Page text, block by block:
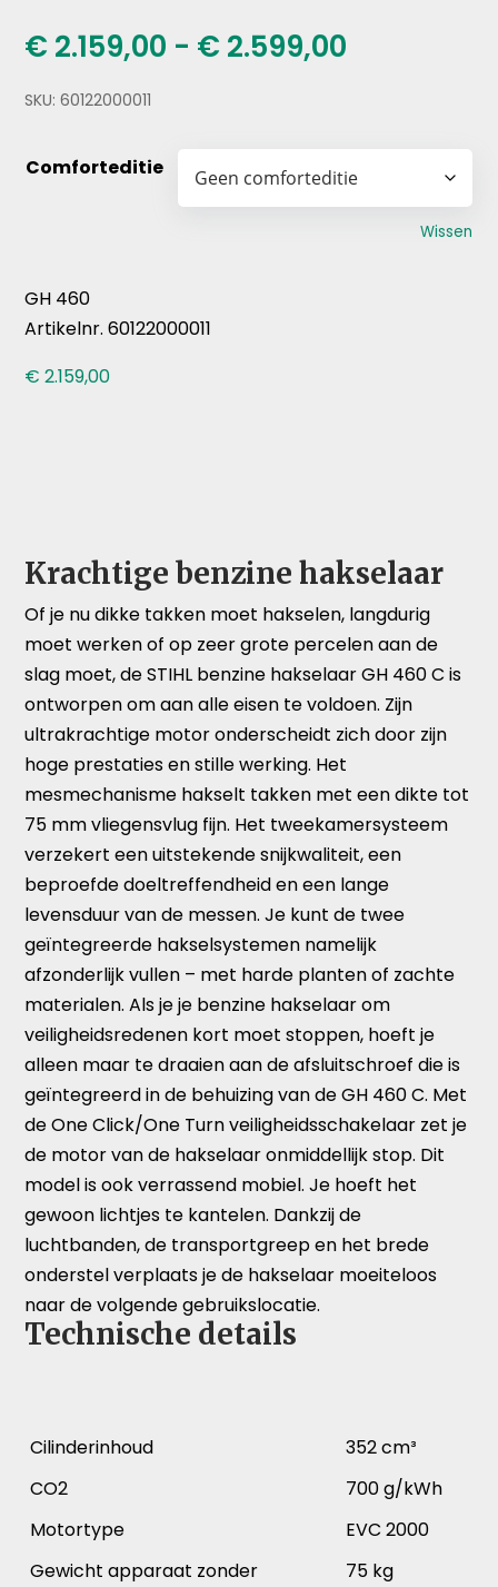
€ 2.159,00 - € 2.599,00
SKU:60122000011
Comforteditie
Wissen
GH 460
Artikelnr. 60122000011
€ 2.159,00
Krachtige benzine hakselaar
Of je nu dikke takken moet hakselen, langdurig
moet werken of op zeer grote percelen aan de
slag moet, de STIHL benzine hakselaar GH 460 C is
ontworpen om aan alle eisen te voldoen. Zijn
ultrakrachtige motor onderscheidt zich door zijn
hoge prestaties en stille werking. Het
mesmechanisme hakselt takken met een dikte tot
75 mm vliegensvlug fijn. Het tweekamersysteem
verzekert een uitstekende snijkwaliteit, een
beproefde doeltreffendheid en een lange
levensduur van de messen. Je kunt de twee
geïntegreerde hakselsystemen namelijk
afzonderlijk vullen – met harde planten of zachte
materialen. Als je je benzine hakselaar om
veiligheidsredenen kort moet stoppen, hoeft je
alleen maar te draaien aan de afsluitschroef die is
geïntegreerd in de behuizing van de GH 460 C. Met
de One Click/One Turn veiligheidsschakelaar zet je
de motor van de hakselaar onmiddellijk stop. Dit
model is ook verrassend mobiel. Je hoeft het
gewoon lichtjes te kantelen. Dankzij de
luchtbanden, de transportgreep en het brede
onderstel verplaats je de hakselaar moeiteloos
naar de volgende gebruikslocatie.
Technische details
Cilinderinhoud
352 cm³
CO2
700 g/kWh
Motortype
EVC 2000
Gewicht apparaat zonder
75 kg